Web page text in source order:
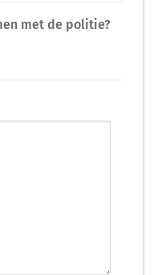
met de politie?